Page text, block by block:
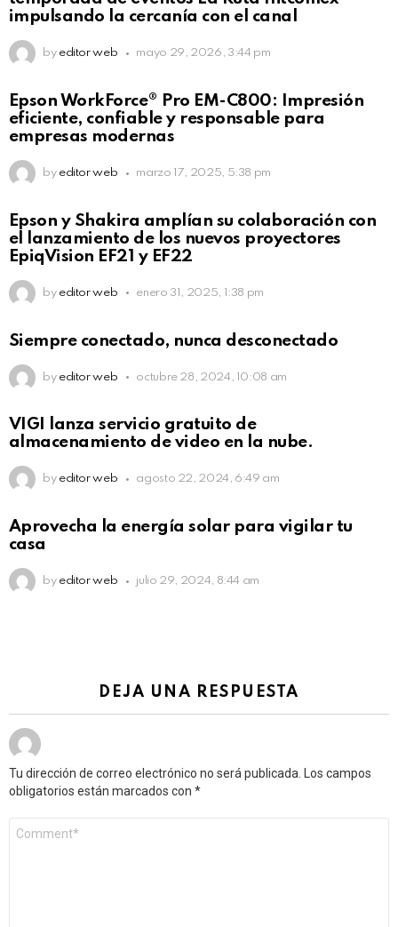
impulsando la cercanía con el canal
by editor web mayo 29, 2026, 3:44 pm
Epson WorkForce® Pro EM-C800: Impresión
eficiente, confiable y responsable para
empresas modernas
by editor web marzo 17, 2025, 5:38 pm
Epson y Shakira amplían su colaboración con
el lanzamiento de los nuevos proyectores
EpiqVision EF21 y EF22
by editor web enero 31, 2025, 1:38 pm
Siempre conectado, nunca desconectado
by editor web octubre 28, 2024, 10:08 am
VIGI lanza servicio gratuito de
almacenamiento de video en la nube.
by editor web agosto 22, 2024, 6:49 am
Aprovecha la energía solar para vigilar tu
casa
by editor web julio 29, 2024, 8:44 am
DEJA UNA RESPUESTA
Tu dirección de correo electrónico no será publicada.
Los campos
obligatorios están marcados con *